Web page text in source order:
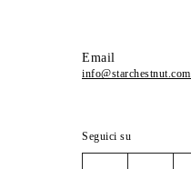
Email
info@starchestnut.com
Seguici su